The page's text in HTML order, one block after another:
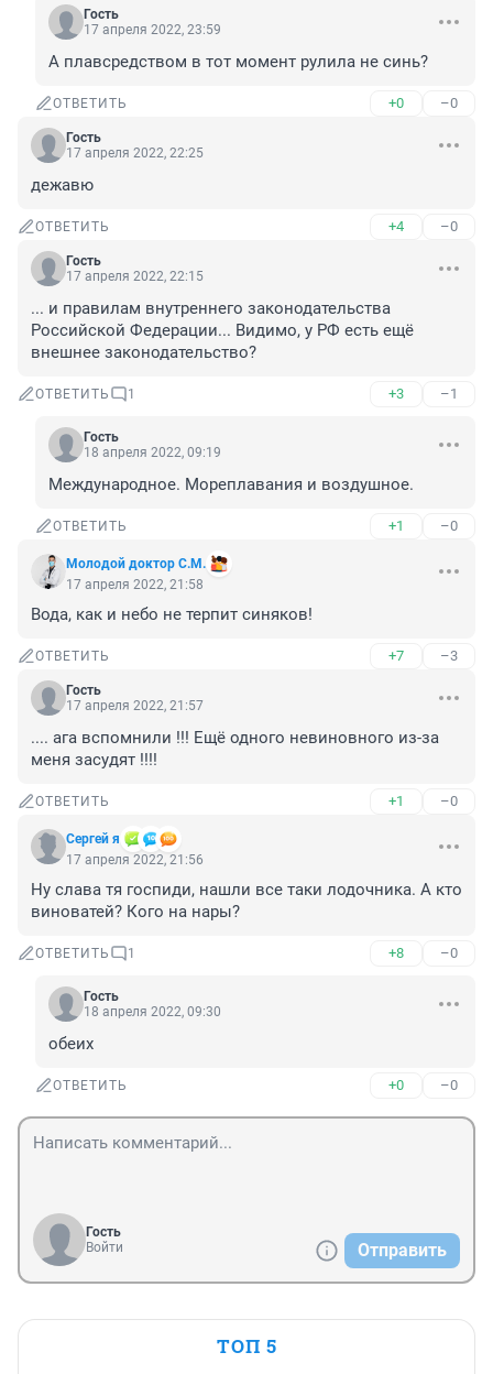
Гость
17 апреля 2022, 23:59
А плавсредством в тот момент рулила не синь?
ОТВЕТИТЬ +0 –0
Гость
17 апреля 2022, 22:25
дежавю
ОТВЕТИТЬ +4 –0
Гость
17 апреля 2022, 22:15
... и правилам внутреннего законодательства
Российской Федерации... Видимо, у РФ есть ещё
внешнее законодательство?
ОТВЕТИТЬ 1 +3 –1
Гость
18 апреля 2022, 09:19
Международное. Мореплавания и воздушное.
ОТВЕТИТЬ +1 –0
Молодой доктор С.М.
17 апреля 2022, 21:58
Вода, как и небо не терпит синяков!
ОТВЕТИТЬ +7 –3
Гость
17 апреля 2022, 21:57
.... ага вспомнили !!! Ещё одного невиновного из-за
меня засудят !!!!
ОТВЕТИТЬ +1 –0
Сергей я
17 апреля 2022, 21:56
Ну слава тя госпиди, нашли все таки лодочника. А кто
виноватей? Кого на нары?
ОТВЕТИТЬ 1 +8 –0
Гость
18 апреля 2022, 09:30
обеих
ОТВЕТИТЬ +0 –0
Гость
Войти
Отправить
ТОП 5